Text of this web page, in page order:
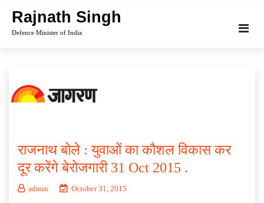
content
Rajnath Singh
Defence Minister of India
राजनाथ बोले : युवाओं का कौशल विकास कर
दूर करेंगे बेरोजगारी 31 Oct 2015 .
admin October 31, 2015